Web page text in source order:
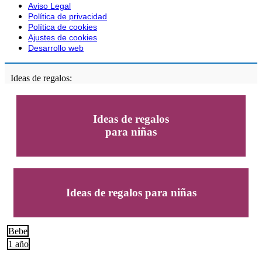
Aviso Legal
Política de privacidad
Política de cookies
Ajustes de cookies
Desarrollo web
Ideas de regalos:
Ideas de regalos
para niñas
Ideas de regalos para niñas
Bebe
1 año